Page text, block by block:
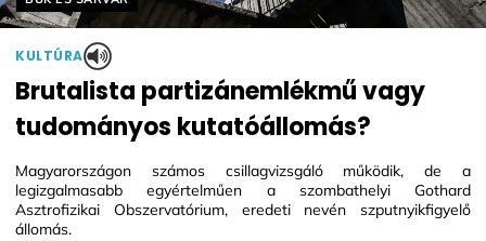
KULTÚRA
Brutalista partizánemlékmű vagy
tudományos kutatóállomás?
Magyarországon számos csillagvizsgáló működik, de a
legizgalmasabb egyértelműen a szombathelyi Gothard
Asztrofizikai Obszervatórium, eredeti nevén szputnyikfigyelő
állomás.